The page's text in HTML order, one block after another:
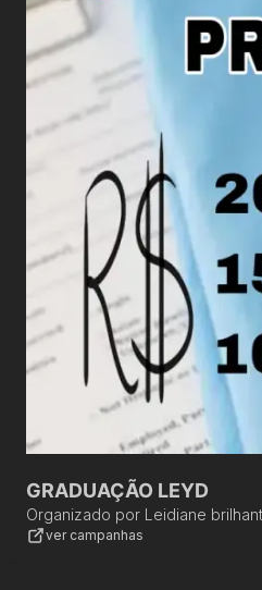
GRADUAÇÃO LEYD
Organizado por Leidiane
ver campanhas